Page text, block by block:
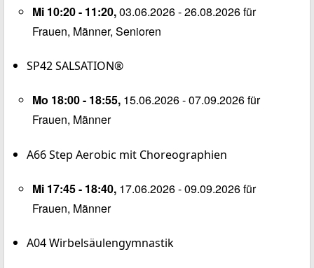
Mi 10:20 - 11:20,03.06.2026 - 26.08.2026 für
Frauen, Männer, Senioren
SP42SALSATION®
Mo 18:00 - 18:55, 15.06.2026 - 07.09.2026 für
Frauen, Männer
A66Step Aerobic mit Choreographien
Mi 17:45 - 18:40, 17.06.2026 - 09.09.2026 für
Frauen, Männer
A04Wirbelsäulengymnastik